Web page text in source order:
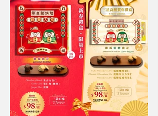
有長者書法家在牛油紙上親筆書寫的故
事序言，讓禮盒承載靈魂。 暖心推介：
由分店周伯伯等長者店員為您介紹這份
跨越半世紀的甜蜜。